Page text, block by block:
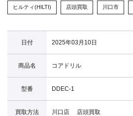
ヒルティ(HILTI) 店頭買取 川口市
日付 2025年03月10日
商品名 コアドリル
型番 DDEC-1
買取方法 川口店 店頭買取